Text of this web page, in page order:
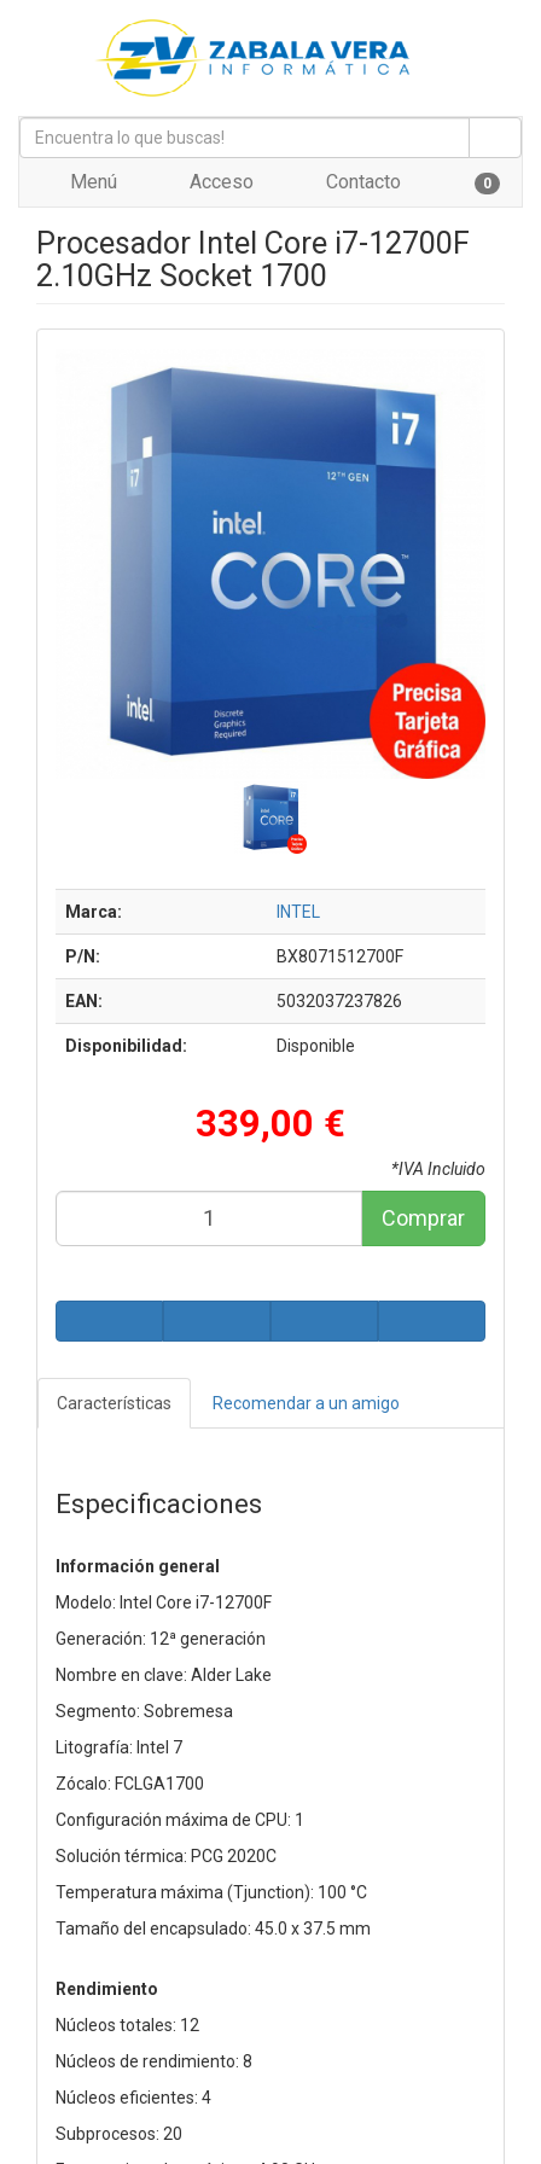
Menú Acceso Contacto 0
Procesador Intel Core i7-12700F
2.10GHz Socket 1700
Marca: INTEL
P/N: BX8071512700F
EAN: 5032037237826
Disponibilidad: Disponible
339,00 €
*IVA Incluido
Comprar
Características Recomendar a un amigo
Especificaciones
Información general
Modelo: Intel Core i7-12700F
Generación: 12ª generación
Nombre en clave: Alder Lake
Segmento: Sobremesa
Litografía: Intel 7
Zócalo: FCLGA1700
Configuración máxima de CPU: 1
Solución térmica: PCG 2020C
Temperatura máxima (Tjunction): 100 °C
Tamaño del encapsulado: 45.0 x 37.5 mm
Rendimiento
Núcleos totales: 12
Núcleos de rendimiento: 8
Núcleos eficientes: 4
Subprocesos: 20